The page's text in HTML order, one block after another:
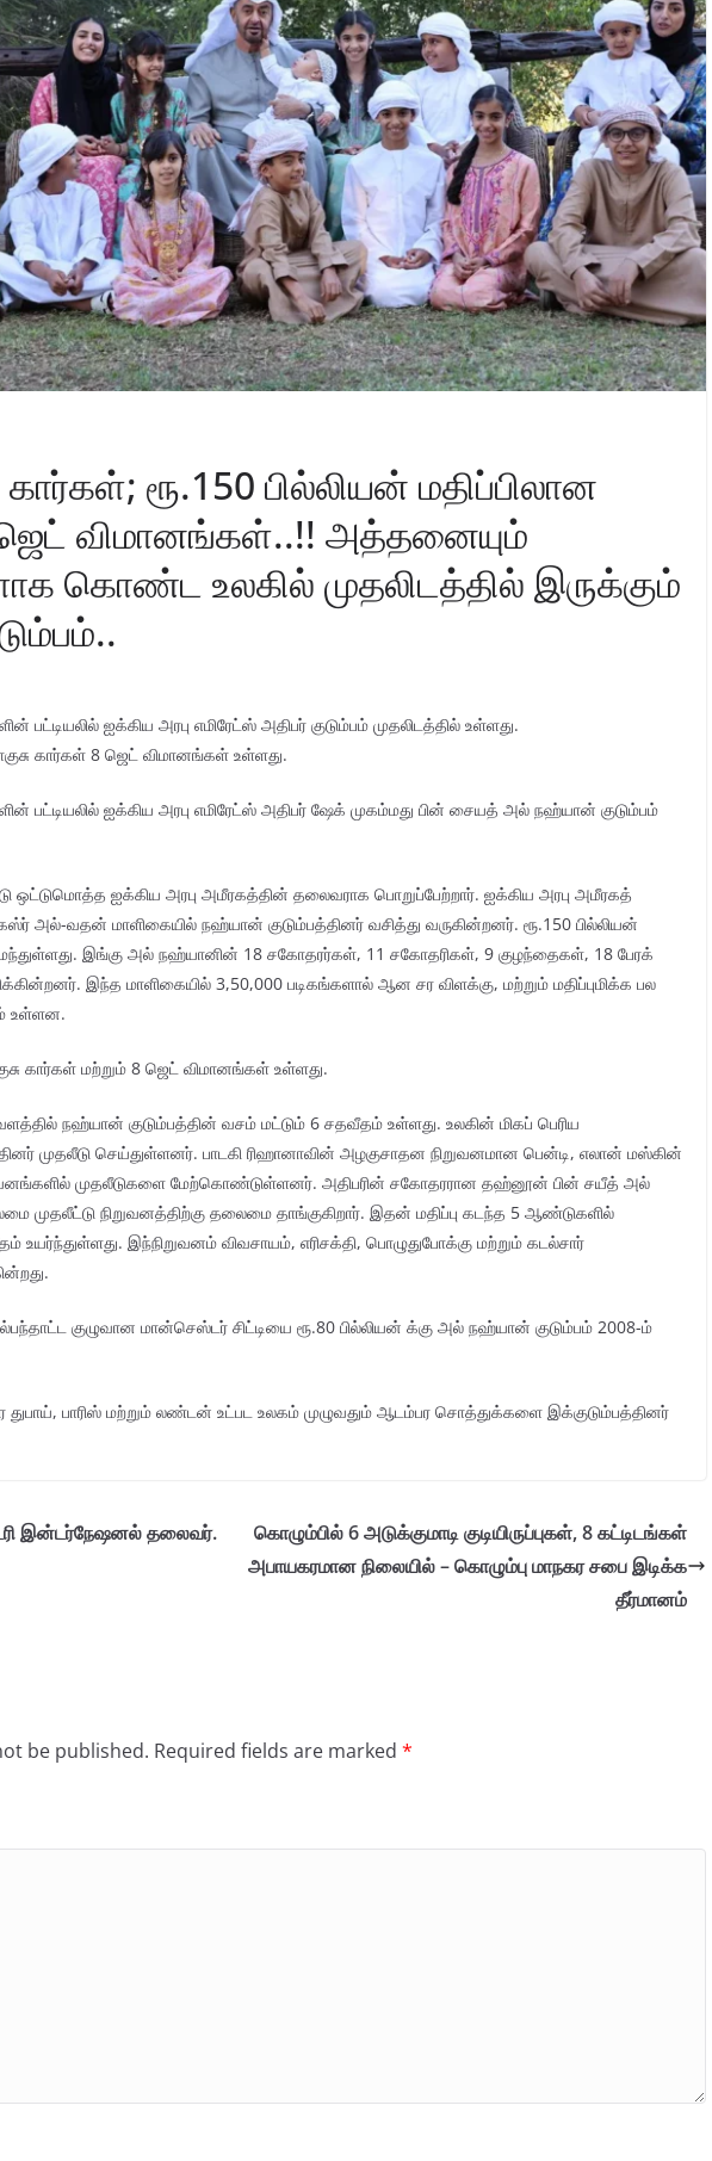
ரூ.150 பில்லியன் மதிப்பிலான
விமானங்கள்..!! அத்தனையும்
கொண்ட உலகில் முதலிடத்தில் இருக்கும்
பட்டியலில் ஐக்கிய அரபு எமிரேட்ஸ் அதிபர் குடும்பம் முதலிடத்தில் உள்ளது.
கார்கள் 8 ஜெட் விமானங்கள் உள்ளது.
பட்டியலில் ஐக்கிய அரபு எமிரேட்ஸ் அதிபர் ஷேக் முகம்மது பின் சையத் அல் நஹ்யான் குடும்பம்
ஐக்கிய அரபு அமீரகத்தின் தலைவராக பொறுப்பேற்றார். ஐக்கிய அரபு அமீரகத்
அல்-வதன் மாளிகையில் நஹ்யான் குடும்பத்தினர் வசித்து வருகின்றனர். ரூ.150 பில்லியன்
இங்கு அல் நஹ்யானின் 18 சகோதரர்கள், 11 சகோதரிகள், 9 குழந்தைகள், 18 பேரக்
இந்த மாளிகையில் 3,50,000 படிகங்களால் ஆன சர விளக்கு, மற்றும் மதிப்புமிக்க பல
உள்ளன.
கார்கள் மற்றும் 8 ஜெட் விமானங்கள் உள்ளது.
நஹ்யான் குடும்பத்தின் வசம் மட்டும் 6 சதவீதம் உள்ளது. உலகின் மிகப் பெரிய
முதலீடு செய்துள்ளனர். பாடகி ரிஹானாவின் அழகுசாதன நிறுவனமான பென்டி, எலான் மஸ்கின்
முதலீடுகளை மேற்கொண்டுள்ளனர். அதிபரின் சகோதரரான தஹ்னூன் பின் சயீத் அல்
முதலீட்டு நிறுவனத்திற்கு தலைமை தாங்குகிறார். இதன் மதிப்பு கடந்த 5 ஆண்டுகளில்
உயர்ந்துள்ளது. இந்நிறுவனம் விவசாயம், எரிசக்தி, பொழுதுபோக்கு மற்றும் கடல்சார்
குழுவான மான்செஸ்டர் சிட்டியை ரூ.80 பில்லியன் க்கு அல் நஹ்யான் குடும்பம் 2008-ம்
துபாய், பாரிஸ் மற்றும் லண்டன் உட்பட உலகம் முழுவதும் ஆடம்பர சொத்துக்களை இக்குடும்பத்தினர்
இன்டர்நேஷனல் தலைவர்.
கொழும்பில் 6 அடுக்குமாடி குடியிருப்புகள், 8 கட்டிடங்கள்
அபாயகரமான நிலையில் – கொழும்பு மாநகர சபை இடிக்க
தீர்மானம்
be published. Required fields are marked *